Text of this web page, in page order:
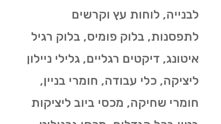
לבנייה, לוחות עץ וקרשים
לתפסנות, בלוק פומיס, בלוק רגיל
איטונג, דיקטים רגליים, גלילי ניילון
ליציקה, כלי עבודה, חומרי בניין,
חומרי שחיקה, מכסי ביוב ליציקות